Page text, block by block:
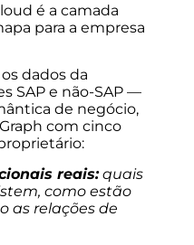
é a camada
para a empresa
dados da
SAP e não-SAP —
de negócio,
com cinco
reais:quais
como estão
as relações de